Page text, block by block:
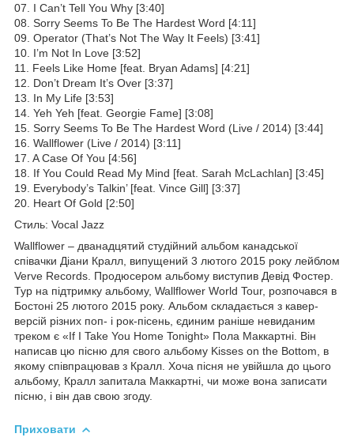
07. I Can’t Tell You Why [3:40]
08. Sorry Seems To Be The Hardest Word [4:11]
09. Operator (That’s Not The Way It Feels) [3:41]
10. I’m Not In Love [3:52]
11. Feels Like Home [feat. Bryan Adams] [4:21]
12. Don’t Dream It’s Over [3:37]
13. In My Life [3:53]
14. Yeh Yeh [feat. Georgie Fame] [3:08]
15. Sorry Seems To Be The Hardest Word (Live / 2014) [3:44]
16. Wallflower (Live / 2014) [3:11]
17. A Case Of You [4:56]
18. If You Could Read My Mind [feat. Sarah McLachlan] [3:45]
19. Everybody’s Talkin’ [feat. Vince Gill] [3:37]
20. Heart Of Gold [2:50]
Стиль: Vocal Jazz
Wallflower – дванадцятий студійний альбом канадської
співачки Діани Кралл, випущений 3 лютого 2015 року лейблом
Verve Records. Продюсером альбому виступив Девід Фостер.
Тур на підтримку альбому, Wallflower World Tour, розпочався в
Бостоні 25 лютого 2015 року. Альбом складається з кавер-
версій різних поп- і рок-пісень, єдиним раніше невиданим
треком є «If I Take You Home Tonight» Пола Маккартні. Він
написав цю пісню для свого альбому Kisses on the Bottom, в
якому співпрацював з Кралл. Хоча пісня не увійшла до цього
альбому, Кралл запитала Маккартні, чи може вона записати
пісню, і він дав свою згоду.
Приховати